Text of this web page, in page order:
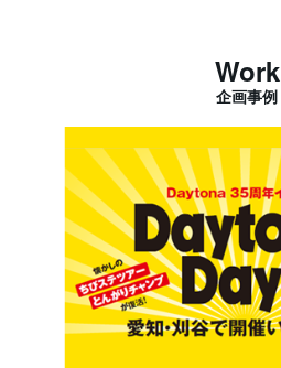
Work
企画事例